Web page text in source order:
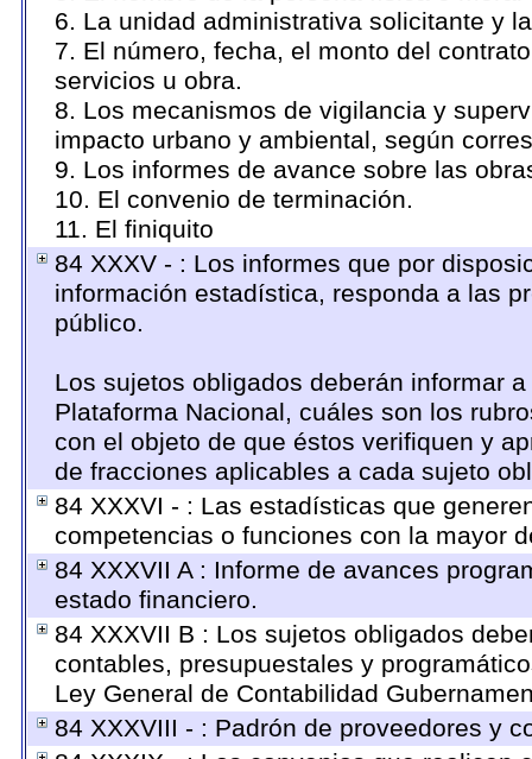
6. La unidad administrativa solicitante y
7. El número, fecha, el monto del
servicios u obra.
8. Los mecanismos de vigilancia y
impacto urbano y ambiental, según
9. Los informes de avance sobre las
10. El convenio de terminación.
11. El finiquito
84 XXXV - : Los informes que por
información estadística, responda a las
público.
Los sujetos obligados deberán informar
Plataforma Nacional, cuáles son los
con el objeto de que éstos verifiquen y
de fracciones aplicables a cada sujeto
84 XXXVI - : Las estadísticas que
competencias o funciones con la mayor
84 XXXVII A : Informe de avances
estado financiero.
84 XXXVII B : Los sujetos obligados
contables, presupuestales y
Ley General de Contabilidad
84 XXXVIII - : Padrón de proveedores y